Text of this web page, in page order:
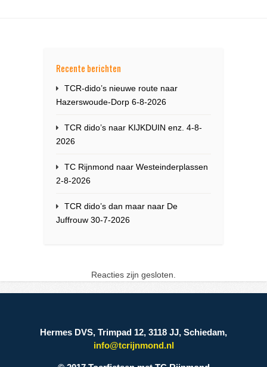
Recente berichten
TCR-dido’s nieuwe route naar
Hazerswoude-Dorp 6-8-2026
TCR dido’s naar KIJKDUIN enz. 4-8-
2026
TC Rijnmond naar Westeinderplassen
2-8-2026
TCR dido’s dan maar naar De
Juffrouw 30-7-2026
Reacties zijn gesloten.
Hermes DVS, Trimpad 12, 3118 JJ, Schiedam,
info@tcrijnmond.nl